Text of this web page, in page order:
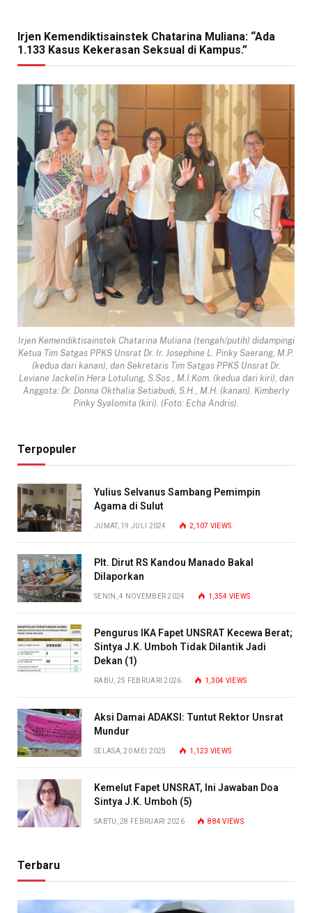
Irjen Kemendiktisainstek Chatarina Muliana: “Ada
1.133 Kasus Kekerasan Seksual di Kampus.”
Irjen Kemendiktisainstek Chatarina Muliana (tengah/putih) didampingi
Ketua Tim Satgas PPKS Unsrat Dr. Ir. Josephine L. Pinky Saerang, M.P.
(kedua dari kanan), dan Sekretaris Tim Satgas PPKS Unsrat Dr.
Leviane Jackelin Hera Lotulung, S.Sos., M.I.Kom. (kedua dari kiri), dan
Anggota: Dr. Donna Okthalia Setiabudi, S.H., M.H. (kanan), Kimberly
Pinky Syalomita (kiri). (Foto: Echa Andris).
Terpopuler
Yulius Selvanus Sambang Pemimpin
Agama di Sulut
JUMAT, 19 JULI 2024 2,107 VIEWS
Plt. Dirut RS Kandou Manado Bakal
Dilaporkan
SENIN, 4 NOVEMBER 2024 1,354 VIEWS
Pengurus IKA Fapet UNSRAT Kecewa Berat;
Sintya J.K. Umboh Tidak Dilantik Jadi
Dekan (1)
RABU, 25 FEBRUARI 2026 1,304 VIEWS
Aksi Damai ADAKSI: Tuntut Rektor Unsrat
Mundur
SELASA, 20 MEI 2025 1,123 VIEWS
Kemelut Fapet UNSRAT, Ini Jawaban Doa
Sintya J.K. Umboh (5)
SABTU, 28 FEBRUARI 2026 884VIEWS
Terbaru